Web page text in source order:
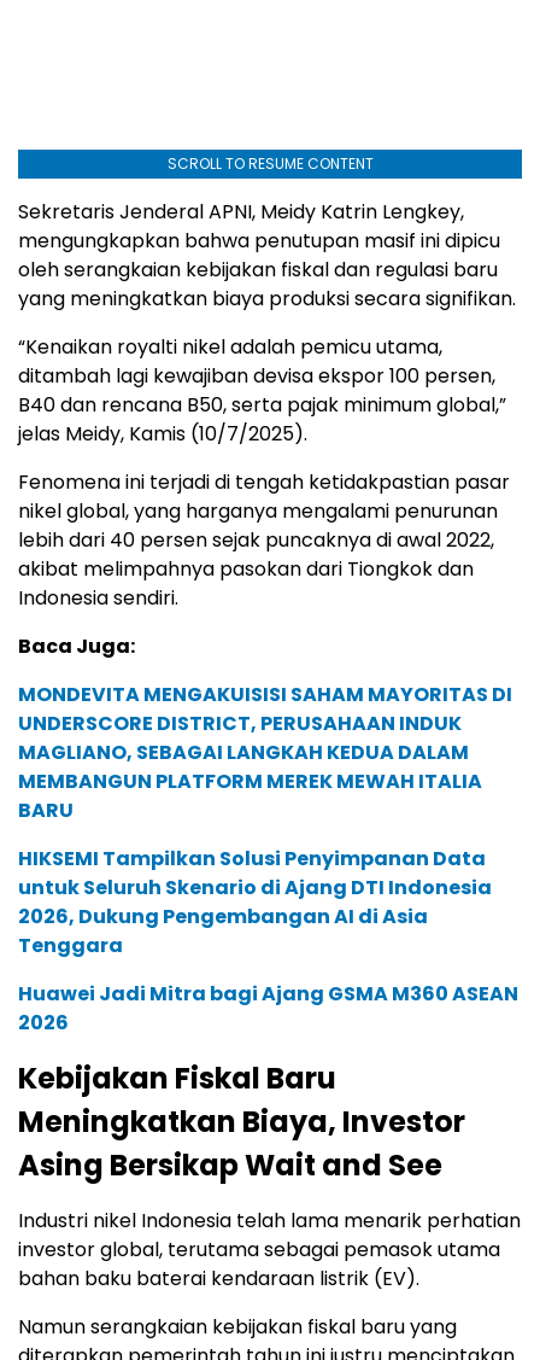
SCROLL TO RESUME CONTENT
Sekretaris Jenderal APNI, Meidy Katrin Lengkey,
mengungkapkan bahwa penutupan masif ini dipicu
oleh serangkaian kebijakan fiskal dan regulasi baru
yang meningkatkan biaya produksi secara signifikan.
“Kenaikan royalti nikel adalah pemicu utama,
ditambah lagi kewajiban devisa ekspor 100 persen,
B40 dan rencana B50, serta pajak minimum global,”
jelas Meidy, Kamis (10/7/2025).
Fenomena ini terjadi di tengah ketidakpastian pasar
nikel global, yang harganya mengalami penurunan
lebih dari 40 persen sejak puncaknya di awal 2022,
akibat melimpahnya pasokan dari Tiongkok dan
Indonesia sendiri.
Baca Juga:
MONDEVITA MENGAKUISISI SAHAM MAYORITAS DI
UNDERSCORE DISTRICT, PERUSAHAAN INDUK
MAGLIANO, SEBAGAI LANGKAH KEDUA DALAM
MEMBANGUN PLATFORM MEREK MEWAH ITALIA
BARU
HIKSEMI Tampilkan Solusi Penyimpanan Data
untuk Seluruh Skenario di Ajang DTI Indonesia
2026, Dukung Pengembangan AI di Asia
Tenggara
Huawei Jadi Mitra bagi Ajang GSMA M360 ASEAN
2026
Kebijakan Fiskal Baru
Meningkatkan Biaya, Investor
Asing Bersikap Wait and See
Industri nikel Indonesia telah lama menarik perhatian
investor global, terutama sebagai pemasok utama
bahan baku baterai kendaraan listrik (EV).
Namun serangkaian kebijakan fiskal baru yang